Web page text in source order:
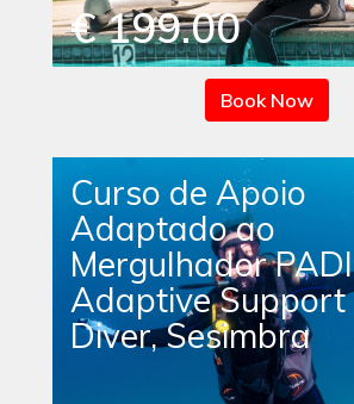
€ 199.00
Book Now
Curso de Apoio
Adaptado ao
Mergulhador PADI
Adaptive Support
Diver, Sesimbra